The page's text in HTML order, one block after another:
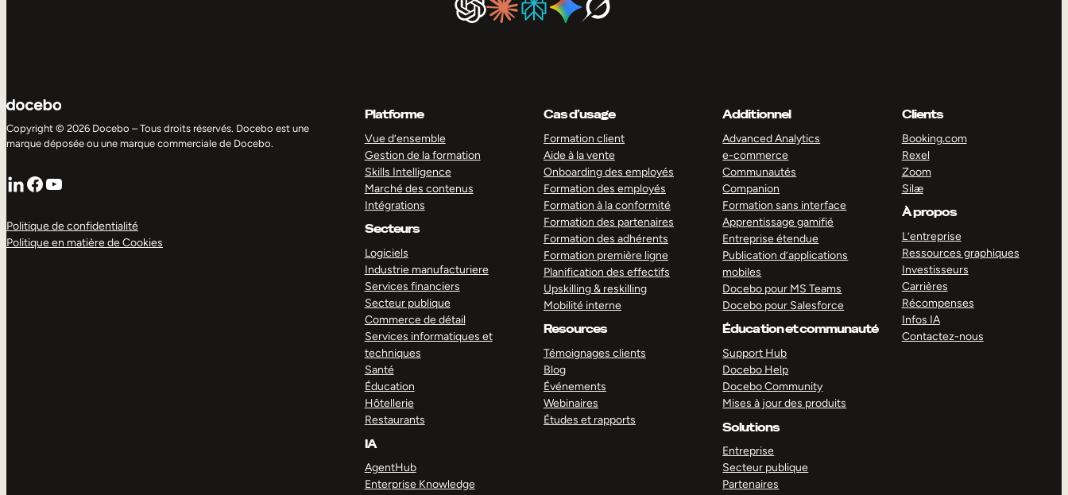
Copyright © 2026 Docebo – Tous droits réservés. Docebo est une
marque déposée ou une marque commerciale de Docebo.
LinkedIn
Facebook
YouTube
Politique de confidentialité
Politique en matière de Cookies
Platforme
Vue d’ensemble
Gestion de la formation
Skills Intelligence
Marché des contenus
Intégrations
Secteurs
Logiciels
Industrie manufacturiere
Services financiers
Secteur publique
Commerce de détail
Services informatiques et
techniques
Santé
Éducation
Hôtellerie
Restaurants
IA
AgentHub
Enterprise Knowledge
Cas d’usage
Formation client
Aide à la vente
Onboarding des employés
Formation des employés
Formation à la conformité
Formation des partenaires
Formation des adhérents
Formation première ligne
Planification des effectifs
Upskilling & reskilling
Mobilité interne
Resources
Témoignages clients
Blog
Événements
Webinaires
Études et rapports
Additionnel
Advanced Analytics
e-commerce
Communautés
Companion
Formation sans interface
Apprentissage gamifié
Entreprise étendue
Publication d’applications
mobiles
Docebo pour MS Teams
Docebo pour Salesforce
Éducation et communauté
Support Hub
Docebo Help
Docebo Community
Mises à jour des produits
Solutions
Entreprise
Secteur publique
Partenaires
Clients
Booking.com
Rexel
Zoom
Silæ
À propos
L’entreprise
Ressources graphiques
Investisseurs
Carrières
Récompenses
Infos IA
Contactez-nous